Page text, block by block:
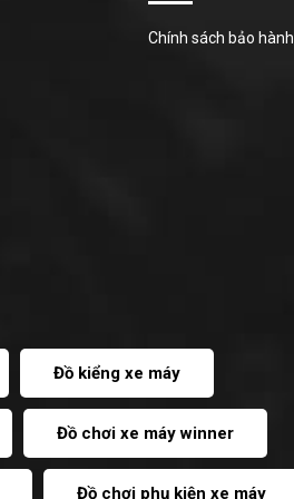
Chính sách bảo hành
Đồ kiểng xe máy
Đồ chơi xe máy winner
Đồ chơi phụ kiện xe máy